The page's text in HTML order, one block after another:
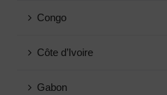
Congo
Côte d’Ivoire
Gabon